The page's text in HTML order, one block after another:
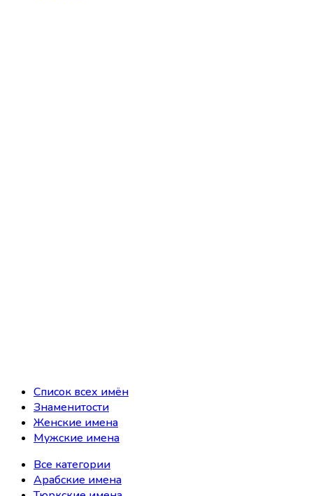
Список всех имён
Знаменитости
Женские имена
Мужские имена
Все категории
Арабские имена